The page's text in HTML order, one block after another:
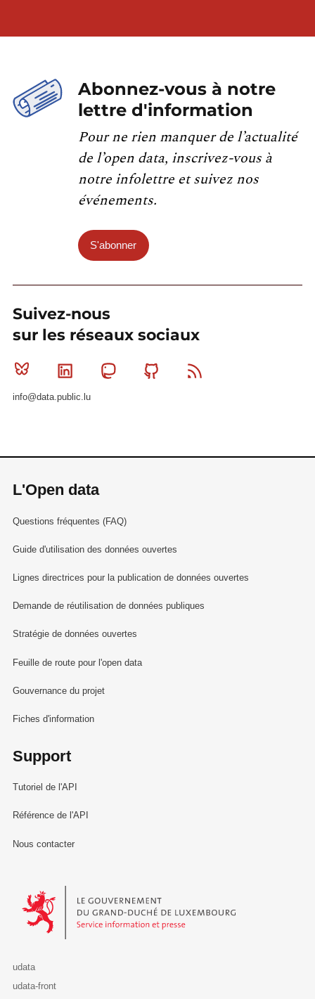
Abonnez-vous à notre
lettre d'information
Pour ne rien manquer de l’actualité
de l’open data, inscrivez-vous à
notre infolettre et suivez nos
événements.
S'abonner
Suivez-nous
sur les réseaux sociaux
Bluesky Linkedin MastodonGithub
info@data.public.lu
L'Open data
Questions fréquentes (FAQ)
Guide d'utilisation des données ouvertes
Lignes directrices pour la publication de données ouvertes
Demande de réutilisation de données publiques
Stratégie de données ouvertes
Feuille de route pour l'open data
Gouvernance du projet
Fiches d'information
Support
Tutoriel de l'API
Référence de l'API
Nous contacter
Le Gouvernement du Grand-Duché de Luxembourg - Service
udata
udata-front